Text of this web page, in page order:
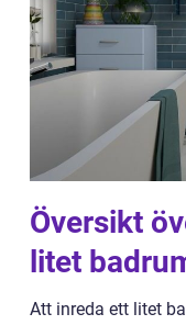
Översikt
litet
Att inreda ett litet